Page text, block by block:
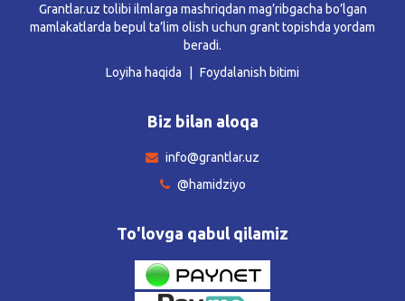
Grantlar.uz tolibi ilmlarga mashriqdan mag’ribgacha bo’lgan
mamlakatlarda bepul ta’lim olish uchun grant topishda yordam
beradi.
Loyiha haqida
Foydalanish bitimi
Biz bilan aloqa
info@grantlar.uz
@hamidziyo
To'lovga qabul qilamiz